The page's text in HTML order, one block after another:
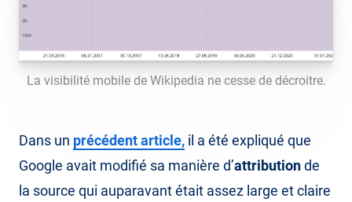
La visibilité mobile de Wikipedia ne cesse de décroitre.
Dans un précédent article, il a été expliqué que
Google avait modifié sa manière d’attributionde
la source qui auparavant était assez large et claire